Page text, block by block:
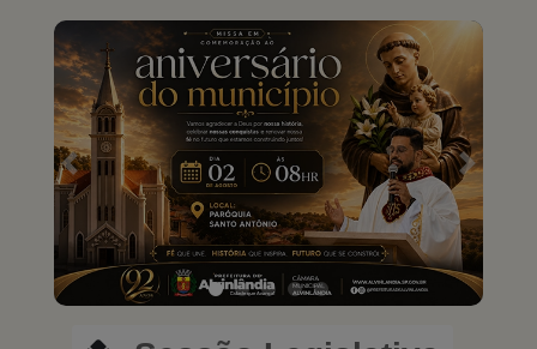
Previous Next